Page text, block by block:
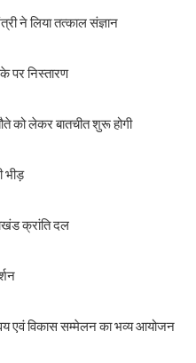
ने लिया तत्काल संज्ञान
पर निस्तारण
को लेकर बातचीत शुरू होगी
भीड़
क्रांति दल
एवं विकास सम्मेलन का भव्य आयोजन